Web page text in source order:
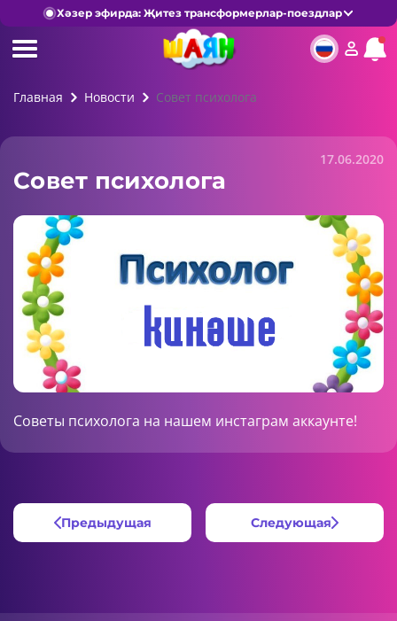
Хәзер эфирда: Җитез трансформерлар-поездлар
Главная Новости Совет психолога
17.06.2020
Совет психолога
Советы психолога на нашем инстаграм аккаунте!
Предыдущая Следующая